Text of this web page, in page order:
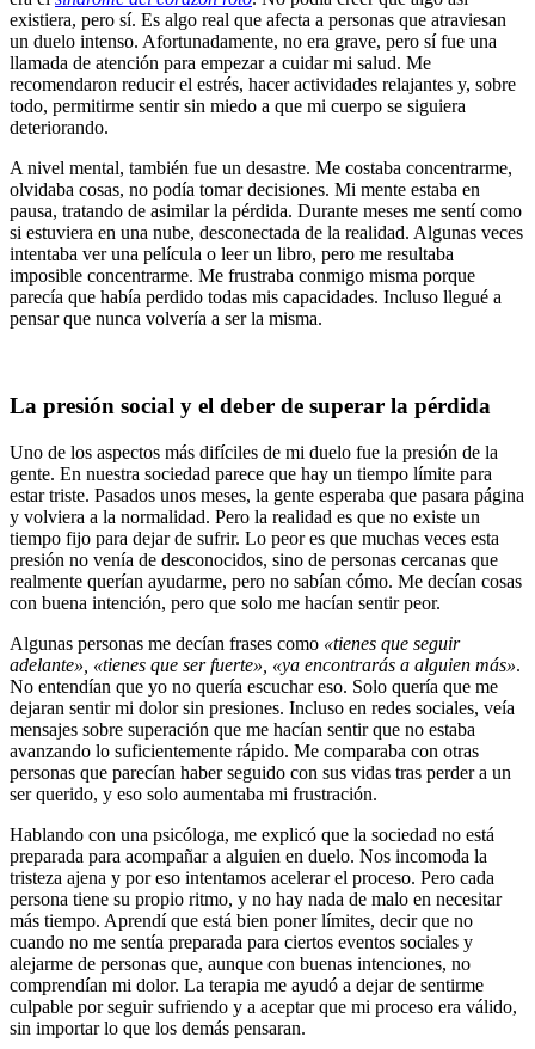
existiera, pero sí. Es algo real que afecta a personas que atraviesan
un duelo intenso. Afortunadamente, no era grave, pero sí fue una
llamada de atención para empezar a cuidar mi salud. Me
recomendaron reducir el estrés, hacer actividades relajantes y, sobre
todo, permitirme sentir sin miedo a que mi cuerpo se siguiera
deteriorando.
A nivel mental, también fue un desastre. Me costaba concentrarme,
olvidaba cosas, no podía tomar decisiones. Mi mente estaba en
pausa, tratando de asimilar la pérdida. Durante meses me sentí como
si estuviera en una nube, desconectada de la realidad. Algunas veces
intentaba ver una película o leer un libro, pero me resultaba
imposible concentrarme. Me frustraba conmigo misma porque
parecía que había perdido todas mis capacidades. Incluso llegué a
pensar que nunca volvería a ser la misma.
La presión social y el deber de superar la pérdida
Uno de los aspectos más difíciles de mi duelo fue la presión de la
gente. En nuestra sociedad parece que hay un tiempo límite para
estar triste. Pasados unos meses, la gente esperaba que pasara página
y volviera a la normalidad. Pero la realidad es que no existe un
tiempo fijo para dejar de sufrir. Lo peor es que muchas veces esta
presión no venía de desconocidos, sino de personas cercanas que
realmente querían ayudarme, pero no sabían cómo. Me decían cosas
con buena intención, pero que solo me hacían sentir peor.
Algunas personas me decían frases como «tienes que seguir
adelante», «tienes que ser fuerte», «ya encontrarás a alguien más».
No entendían que yo no quería escuchar eso. Solo quería que me
dejaran sentir mi dolor sin presiones. Incluso en redes sociales, veía
mensajes sobre superación que me hacían sentir que no estaba
avanzando lo suficientemente rápido. Me comparaba con otras
personas que parecían haber seguido con sus vidas tras perder a un
ser querido, y eso solo aumentaba mi frustración.
Hablando con una psicóloga, me explicó que la sociedad no está
preparada para acompañar a alguien en duelo. Nos incomoda la
tristeza ajena y por eso intentamos acelerar el proceso. Pero cada
persona tiene su propio ritmo, y no hay nada de malo en necesitar
más tiempo. Aprendí que está bien poner límites, decir que no
cuando no me sentía preparada para ciertos eventos sociales y
alejarme de personas que, aunque con buenas intenciones, no
comprendían mi dolor. La terapia me ayudó a dejar de sentirme
culpable por seguir sufriendo y a aceptar que mi proceso era válido,
sin importar lo que los demás pensaran.